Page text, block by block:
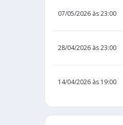
07/05/2026 às 23:00
28/04/2026 às 23:00
14/04/2026 às 19:00